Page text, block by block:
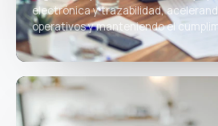
electrónica y trazabilidad,
operativos y manteniendo el